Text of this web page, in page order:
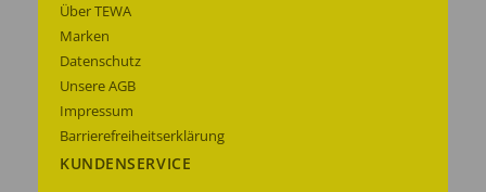
Über TEWA
Marken
Datenschutz
Unsere AGB
Impressum
Barrierefreiheitserklärung
KUNDENSERVICE